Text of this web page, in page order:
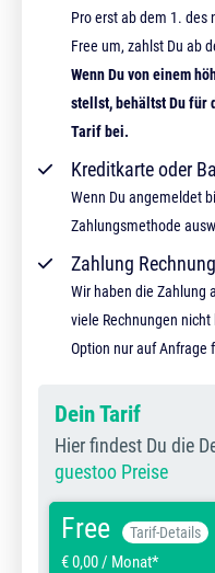
Pro erst ab dem 1. des
Free um, zahlst Du ab
Wenn Du von einem
stellst, behältst Du für
Tarif bei.
Kreditkarte oder
Wenn Du angemeldet
Zahlungsmethode
Zahlung Rechnung
Wir haben die Zahlung
viele Rechnungen
Option nur auf Anfrage
Dein Tarif
Hier findest Du die
guestoo Preise
Free Tarif-Details
€ 0,00 / Monat*